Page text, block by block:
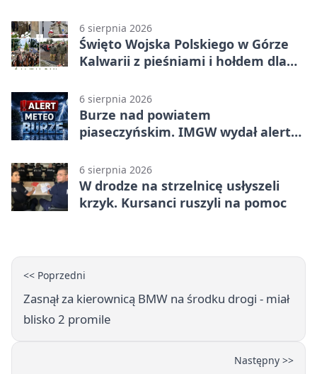
6 sierpnia 2026
Święto Wojska Polskiego w Górze
Kalwarii z pieśniami i hołdem dla
6 sierpnia 2026
Burze nad powiatem
piaseczyńskim. IMGW wydał alert
6 sierpnia 2026
W drodze na strzelnicę usłyszeli
krzyk. Kursanci ruszyli na pomoc
<< Poprzedni
Zasnął za kierownicą BMW na środku drogi - miał
blisko 2 promile
Następny >>